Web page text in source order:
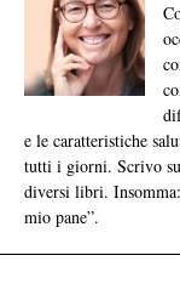
e le caratteristiche
tutti i giorni. Scrivo
diversi libri.
mio pane”.